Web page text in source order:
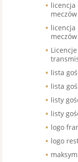
licencja
licencja
lista
lista
listy
listy
logo
logo